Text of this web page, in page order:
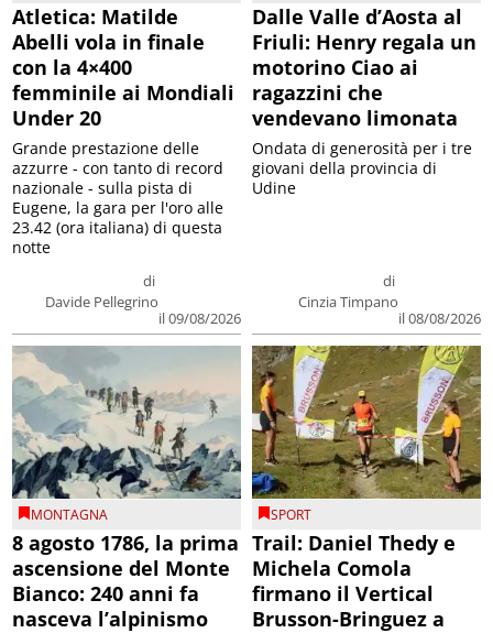
Atletica: Matilde
Abelli vola in finale
con la 4×400
femminile ai Mondiali
Under 20
di
Davide Pellegrino
il 09/08/2026
Grande prestazione delle
azzurre - con tanto di record
nazionale - sulla pista di
Eugene, la gara per l'oro alle
23.42 (ora italiana) di questa
notte
Dalle Valle d’Aosta al
Friuli: Henry regala un
motorino Ciao ai
ragazzini che
vendevano limonata
di
Cinzia Timpano
il 08/08/2026
Ondata di generosità per i tre
giovani della provincia di
Udine
MONTAGNA
8 agosto 1786, la prima
ascensione del Monte
Bianco: 240 anni fa
nasceva l’alpinismo
SPORT
Trail: Daniel Thedy e
Michela Comola
firmano il Vertical
Brusson-Bringuez a